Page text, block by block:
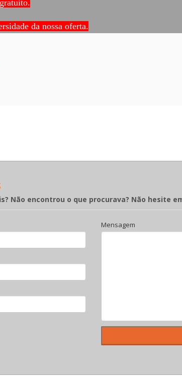
da nossa oferta.
Não encontrou o que procurava? Não hesite
Mensagem